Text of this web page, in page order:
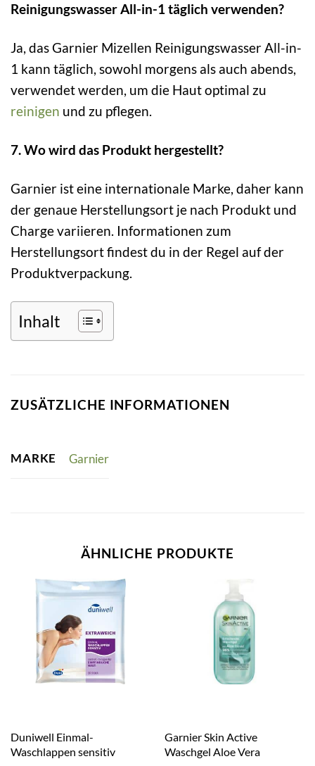
Reinigungswasser All-in-1 täglich verwenden?
Ja, das Garnier Mizellen Reinigungswasser All-in-
1 kann täglich, sowohl morgens als auch abends,
verwendet werden, um die Haut optimal zu
reinigen und zu pflegen.
7. Wo wird das Produkt hergestellt?
Garnier ist eine internationale Marke, daher kann
der genaue Herstellungsort je nach Produkt und
Charge variieren. Informationen zum
Herstellungsort findest du in der Regel auf der
Produktverpackung.
Inhalt
ZUSÄTZLICHE INFORMATIONEN
MARKE Garnier
ÄHNLICHE PRODUKTE
Duniwell Einmal-
Waschlappen sensitiv
Garnier Skin Active
Waschgel Aloe Vera